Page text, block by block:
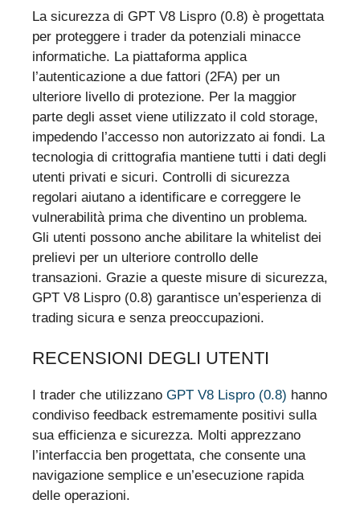
La sicurezza di GPT V8 Lispro (0.8) è progettata
per proteggere i trader da potenziali minacce
informatiche. La piattaforma applica
l’autenticazione a due fattori (2FA) per un
ulteriore livello di protezione. Per la maggior
parte degli asset viene utilizzato il cold storage,
impedendo l’accesso non autorizzato ai fondi. La
tecnologia di crittografia mantiene tutti i dati degli
utenti privati e sicuri. Controlli di sicurezza
regolari aiutano a identificare e correggere le
vulnerabilità prima che diventino un problema.
Gli utenti possono anche abilitare la whitelist dei
prelievi per un ulteriore controllo delle
transazioni. Grazie a queste misure di sicurezza,
GPT V8 Lispro (0.8) garantisce un’esperienza di
trading sicura e senza preoccupazioni.
RECENSIONI DEGLI UTENTI
I trader che utilizzano GPT V8 Lispro (0.8) hanno
condiviso feedback estremamente positivi sulla
sua efficienza e sicurezza. Molti apprezzano
l’interfaccia ben progettata, che consente una
navigazione semplice e un’esecuzione rapida
delle operazioni.